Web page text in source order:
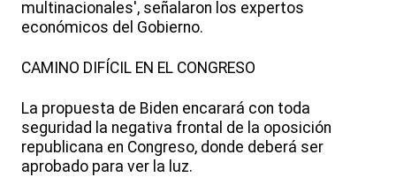
multinacionales', señalaron los expertos
económicos del Gobierno.
CAMINO DIFÍCIL EN EL CONGRESO
La propuesta de Biden encarará con toda
seguridad la negativa frontal de la oposición
republicana en Congreso, donde deberá ser
aprobado para ver la luz.